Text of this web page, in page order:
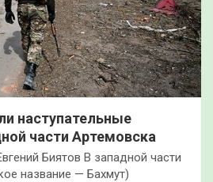
наступательные
части Артемовска
Биятов В западной части
название — Бахмут)